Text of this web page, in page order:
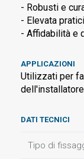
- Robusti e
- Elevata
- Affidabilità e
APPLICAZIONI
Utilizzati per
DATI TECNICI
Tipo di